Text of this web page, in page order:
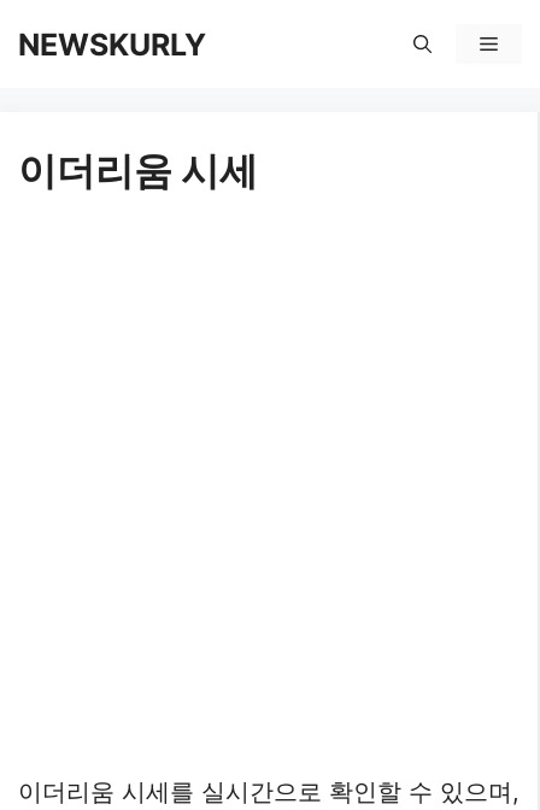
로
NEWSKURLY
메
이더리움 시세
이더리움 시세를 실시간으로 확인할 수 있으며,